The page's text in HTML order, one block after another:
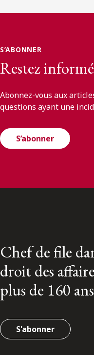
S’ABONNER
Restez informé
Abonnez-vous aux
questions ayant une
S’abonner
Chef de file
droit des
plus de 160 ans
S'abonner